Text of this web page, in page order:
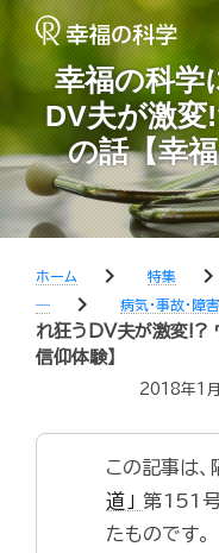
幸福の科学
DV夫が激
の話【幸
ホーム chevron_right 特集 chevron_right
―
chevron_right 病気・事故・障害
れ狂うDV夫が激変!?
信仰体験】
2018年1
この記事は
道」第151号
たものです。